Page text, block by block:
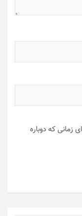
زمانی که دوباره